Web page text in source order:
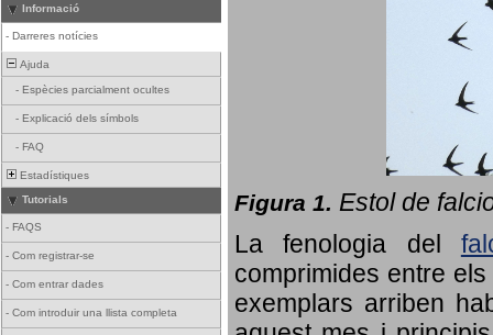
Informació
- Darreres notícies
Ajuda
- Espècies parcialment ocultes
- Explicació dels símbols
- FAQ
Estadístiques
Tutorials
- FAQS
- Com registrar-se
- Com entrar dades
- Com introduir una llista completa
Figura 1. Estol de
La fenologia del
comprimides entre
exemplars arriben